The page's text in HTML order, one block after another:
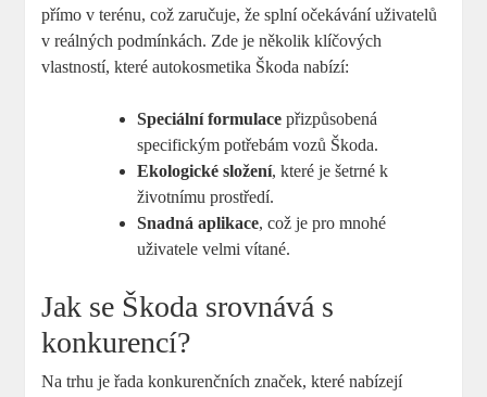
přímo ‍v terénu,⁣ což zaručuje,‌ že splní​ očekávání‍ uživatelů
v reálných podmínkách. Zde je ⁣několik klíčových
vlastností, které autokosmetika Škoda nabízí:
Speciální‌ formulace přizpůsobená
‍specifickým potřebám vozů Škoda.
Ekologické složení, které je⁤ šetrné k
životnímu prostředí.
Snadná aplikace, což je⁣ pro mnohé
uživatele velmi vítané.
Jak se Škoda srovnává ‌s
konkurencí?
Na trhu​ je řada konkurenčních značek, ‍které nabízejí